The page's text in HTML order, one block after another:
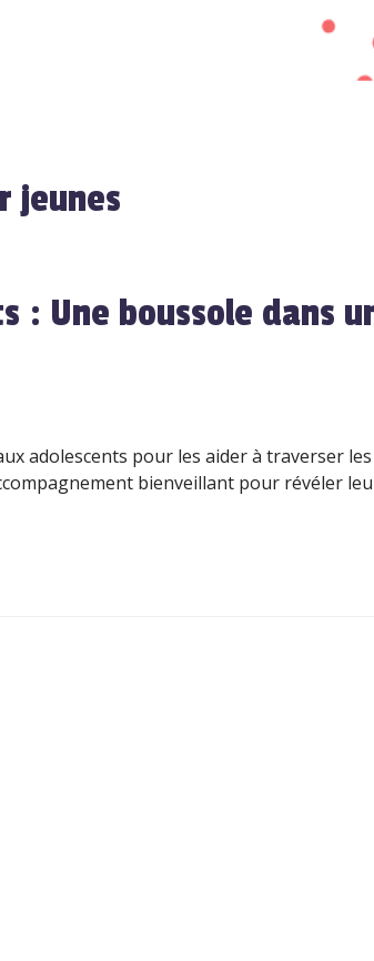
jeunes
: Une boussole dans
adolescents pour les aider à traverser les
bienveillant pour révéler